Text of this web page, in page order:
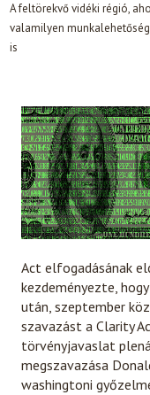
A feltörekvő vidéki régió,
valamilyen
is
Act elfogadásának
kezdeményezte,
után, szeptember
szavazást a Clarity
törvényjavaslat
megszavazása
washingtoni